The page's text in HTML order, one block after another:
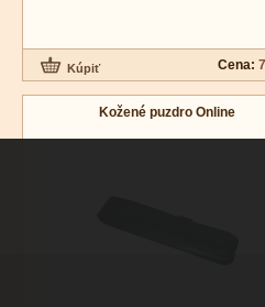
Cena:
Kožené puzdro Online